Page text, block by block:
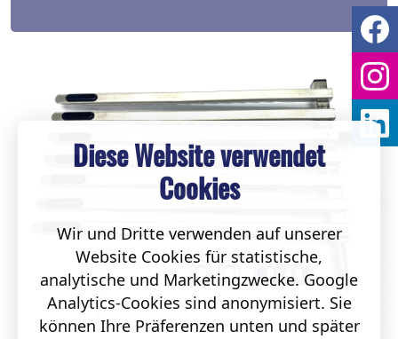
Diese Website verwendet
Cookies
Wir und Dritte verwenden auf unserer
Website Cookies für statistische,
analytische und Marketingzwecke. Google
Analytics-Cookies sind anonymisiert. Sie
können Ihre Präferenzen unten und später